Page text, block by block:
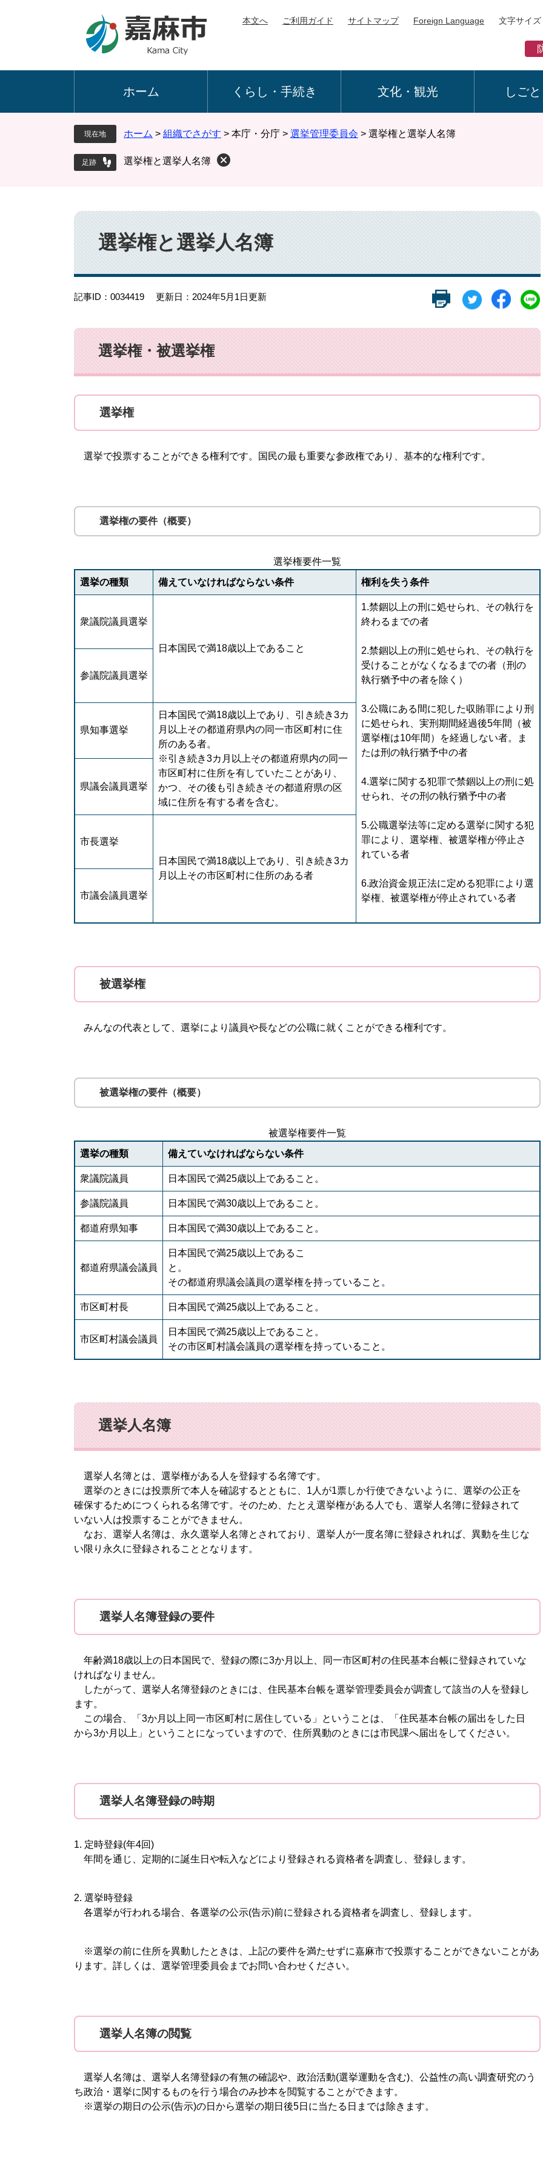
本文へ ご利用ガイド サイトマップ Foreign Language 文字サイズ
ホーム くらし・手続き 文化・観光 しご
現在地 ホーム > 組織でさがす > 本庁・分庁 > 選挙管理委員会 > 選挙権と選挙人名簿
選挙権と選挙人名簿
本
文
選挙権と選挙人名簿
記事ID：0034419 更新日：2024年5月1日更新
選挙権・被選挙権
選挙権
選挙で投票することができる権利です。国民の最も重要な参政権であり、基本的な権利です。
選挙権の要件（概要）
選挙権要件一覧
選挙の種類
備えていなければならない条件 権利を失う条件
衆議院議員選挙
日本国民で満18歳以上であること
1.禁錮以上の刑に処せられ、その執行を
終わるまでの者
2.禁錮以上の刑に処せられ、その執行を
受けることがなくなるまでの者（刑の
執行猶予中の者を除く）
3.公職にある間に犯した収賄罪により刑
に処せられ、実刑期間経過後5年間（被
選挙権は10年間）を経過しない者。ま
たは刑の執行猶予中の者
4.選挙に関する犯罪で禁錮以上の刑に処
せられ、その刑の執行猶予中の者
5.公職選挙法等に定める選挙に関する犯
罪により、選挙権、被選挙権が停止さ
れている者
6.政治資金規正法に定める犯罪により選
挙権、被選挙権が停止されている者
参議院議員選挙
県知事選挙
日本国民で満18歳以上であり、引き続き3カ
月以上その都道府県内の同一市区町村に住
所のある者。
※引き続き3カ月以上その都道府県内の同一
市区町村に住所を有していたことがあり、
かつ、その後も引き続きその都道府県の区
域に住所を有する者を含む。
県議会議員選挙
市長選挙
日本国民で満18歳以上であり、引き続き3カ
月以上その市区町村に住所のある者
市議会議員選挙
被選挙権
みんなの代表として、選挙により議員や長などの公職に就くことができる権利です。
被選挙権の要件（概要）
被選挙権要件一覧
選挙の種類
備えていなければならない条件
衆議院議員 日本国民で満25歳以上であること。
参議院議員 日本国民で満30歳以上であること。
都道府県知事 日本国民で満30歳以上であること。
都道府県議会議員
日本国民で満25歳以上であるこ
と。
その都道府県議会議員の選挙権を持っていること。
市区町村長 日本国民で満25歳以上であること。
市区町村議会議員
日本国民で満25歳以上であること。
その市区町村議会議員の選挙権を持っていること。
選挙人名簿
選挙人名簿とは、選挙権がある人を登録する名簿です。
選挙のときには投票所で本人を確認するとともに、1人が1票しか行使できないように、選挙の公正を
確保するためにつくられる名簿です。そのため、たとえ選挙権がある人でも、選挙人名簿に登録されて
いない人は投票することができません。
なお、選挙人名簿は、永久選挙人名簿とされており、選挙人が一度名簿に登録されれば、異動を生じな
い限り永久に登録されることとなります。
選挙人名簿登録の要件
年齢満18歳以上の日本国民で、登録の際に3か月以上、同一市区町村の住民基本台帳に登録されていな
ければなりません。
したがって、選挙人名簿登録のときには、住民基本台帳を選挙管理委員会が調査して該当の人を登録し
ます。
この場合、「3か月以上同一市区町村に居住している」ということは、「住民基本台帳の届出をした日
から3か月以上」ということになっていますので、住所異動のときには市民課へ届出をしてください。
選挙人名簿登録の時期
1. 定時登録(年4回)
年間を通じ、定期的に誕生日や転入などにより登録される資格者を調査し、登録します。
2. 選挙時登録
各選挙が行われる場合、各選挙の公示(告示)前に登録される資格者を調査し、登録します。
※選挙の前に住所を異動したときは、上記の要件を満たせずに嘉麻市で投票することができないことがあ
ります。詳しくは、選挙管理委員会までお問い合わせください。
選挙人名簿の閲覧
選挙人名簿は、選挙人名簿登録の有無の確認や、政治活動(選挙運動を含む)、公益性の高い調査研究のう
ち政治・選挙に関するものを行う場合のみ抄本を閲覧することができます。
※選挙の期日の公示(告示)の日から選挙の期日後5日に当たる日までは除きます。